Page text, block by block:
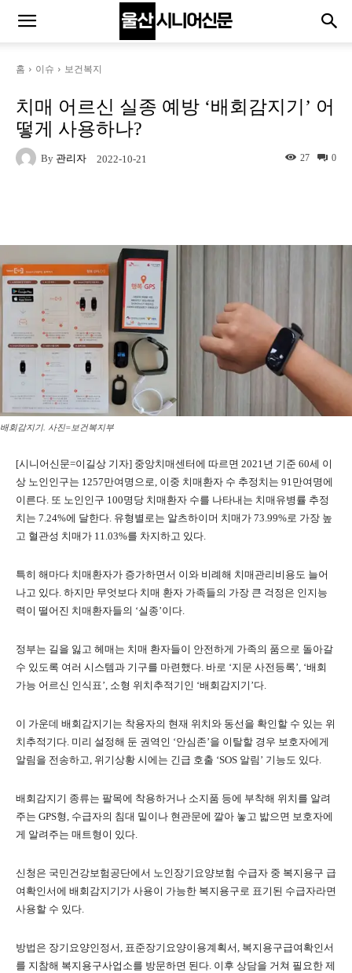
홈 이슈 보건복지
치매 어르신 실종 예방 ‘배회감지기’ 어
떻게 사용하나?
By 관리자 2022-10-21 0
27
배회감지기. 사진=보건복지부
[시니어신문=이길상 기자] 중앙치매센터에 따르면 2021년 기준 60세 이
상 노인인구는 1257만여명으로, 이중 치매환자 수 추정치는 91만여명에
이른다. 또 노인인구 100명당 치매환자 수를 나타내는 치매유병률 추정
치는 7.24%에 달한다. 유형별로는 알츠하이머 치매가 73.99%로 가장 높
고 혈관성 치매가 11.03%를 차지하고 있다.
특히 해마다 치매환자가 증가하면서 이와 비례해 치매관리비용도 늘어
나고 있다. 하지만 무엇보다 치매 환자 가족들의 가장 큰 걱정은 인지능
력이 떨어진 치매환자들의 ‘실종’이다.
정부는 길을 잃고 헤매는 치매 환자들이 안전하게 가족의 품으로 돌아갈
수 있도록 여러 시스템과 기구를 마련했다. 바로 ‘지문 사전등록’, ‘배회
가능 어르신 인식표’, 소형 위치추적기인 ‘배회감지기’다.
이 가운데 배회감지기는 착용자의 현재 위치와 동선을 확인할 수 있는 위
치추적기다. 미리 설정해 둔 권역인 ‘안심존’을 이탈할 경우 보호자에게
알림을 전송하고, 위기상황 시에는 긴급 호출 ‘SOS 알림’ 기능도 있다.
배회감지기 종류는 팔목에 착용하거나 소지품 등에 부착해 위치를 알려
주는 GPS형, 수급자의 침대 밑이나 현관문에 깔아 놓고 밟으면 보호자에
게 알려주는 매트형이 있다.
신청은 국민건강보험공단에서 노인장기요양보험 수급자 중 복지용구 급
여확인서에 배회감지기가 사용이 가능한 복지용구로 표기된 수급자라면
사용할 수 있다.
방법은 장기요양인정서, 표준장기요양이용계획서, 복지용구급여확인서
를 지참해 복지용구사업소를 방문하면 된다. 이후 상담을 거쳐 필요한 제